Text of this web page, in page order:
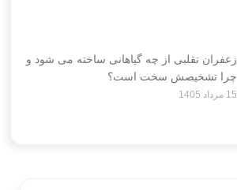
زعفران تقلبی از چه گیاهانی ساخته می شود و
چرا تشخیصش سخت است؟
15 مرداد 1405